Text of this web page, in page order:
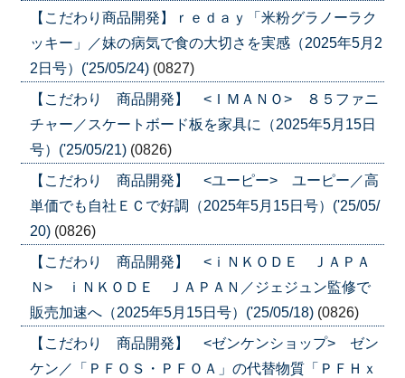
【こだわり商品開発】ｒｅｄａｙ「米粉グラノーラク
ッキー」／妹の病気で食の大切さを実感（2025年5月2
2日号）('25/05/24) (0827)
【こだわり 商品開発】 <ＩＭＡＮＯ> ８５ファニ
チャー／スケートボード板を家具に（2025年5月15日
号）('25/05/21) (0826)
【こだわり 商品開発】 <ユーピー> ユーピー／高
単価でも自社ＥＣで好調（2025年5月15日号）('25/05/
20) (0826)
【こだわり 商品開発】 <ｉＮＫＯＤＥ ＪＡＰＡ
Ｎ> ｉＮＫＯＤＥ ＪＡＰＡＮ／ジェジュン監修で
販売加速へ（2025年5月15日号）('25/05/18) (0826)
【こだわり 商品開発】 <ゼンケンショップ> ゼン
ケン／「ＰＦＯＳ・ＰＦＯＡ」の代替物質「ＰＦＨｘ